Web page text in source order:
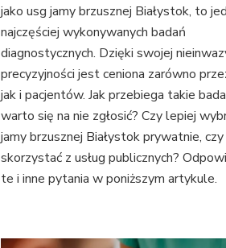
jako usg jamy brzusznej Białystok, to
najczęściej wykonywanych badań
diagnostycznych. Dzięki swojej
precyzyjności jest ceniona zarówno
jak i pacjentów. Jak przebiega takie
warto się na nie zgłosić? Czy lepiej
jamy brzusznej Białystok prywatnie, czy
skorzystać z usług publicznych?
te i inne pytania w poniższym artykule.